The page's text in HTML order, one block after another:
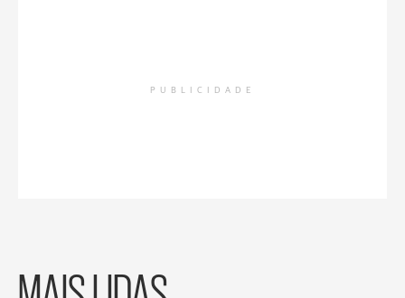
PUBLICIDADE